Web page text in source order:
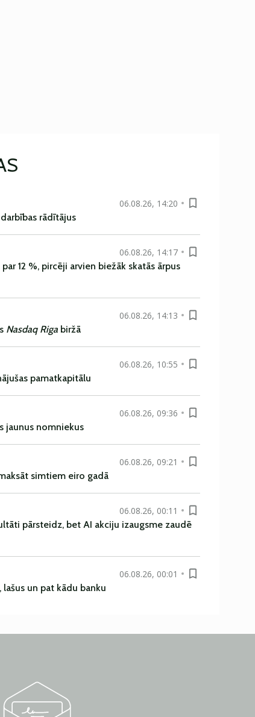
06.08.26, 14:20
rādītājus
06.08.26, 14:17
12 %, pircēji arvien biežāk skatās ārpus
06.08.26, 14:13
Nasdaq Riga biržā
06.08.26, 10:55
pamatkapitālu
06.08.26, 09:36
jaunus nomniekus
06.08.26, 09:21
simtiem eiro gadā
06.08.26, 00:11
pārsteidz, bet AI akciju izaugsme zaudē
06.08.26, 00:01
un pat kādu banku